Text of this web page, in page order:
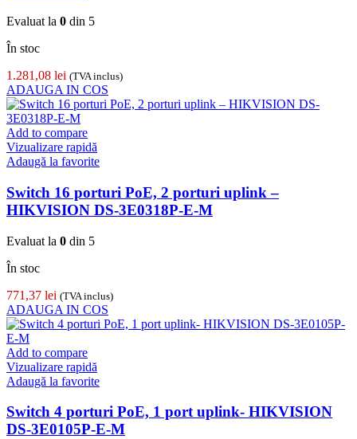
Evaluat la 0 din 5
În stoc
1.281,08 lei (TVA inclus)
ADAUGA IN COS
Add to compare
Vizualizare rapidă
Adaugă la favorite
Switch 16 porturi PoE, 2 porturi uplink –
HIKVISION DS-3E0318P-E-M
Evaluat la 0 din 5
În stoc
771,37 lei (TVA inclus)
ADAUGA IN COS
Add to compare
Vizualizare rapidă
Adaugă la favorite
Switch 4 porturi PoE, 1 port uplink- HIKVISION
DS-3E0105P-E-M